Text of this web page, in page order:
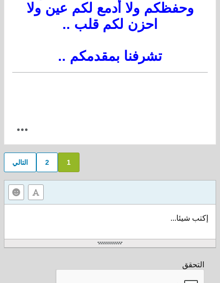
وحفظكم ولا أدمع لكم عين ولا
احزن لكم قلب ..
تشرفنا بمقدمكم ..
1
2 التالي
إكتب شيئا...
التحقق